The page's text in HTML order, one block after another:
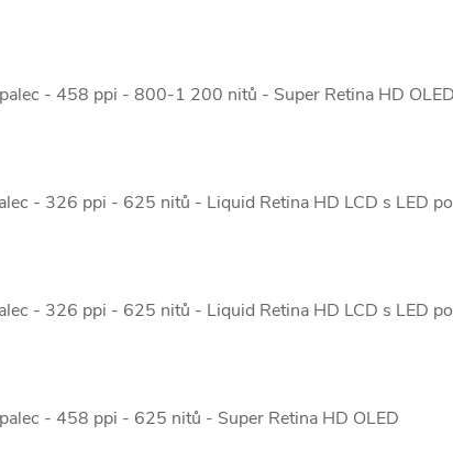
- 458 ppi - 800-1 200 nitů - Super Retina HD
- 326 ppi - 625 nitů - Liquid Retina HD LCD s LED
- 326 ppi - 625 nitů - Liquid Retina HD LCD s LED
- 458 ppi - 625 nitů - Super Retina HD OLED